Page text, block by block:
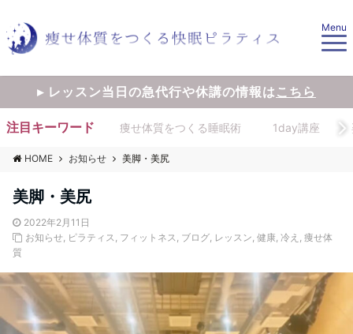
Menu
▸ レッスン当日の急代行や休講の情報はこちら
注目キーワード 痩せ体質をつくる睡眠術 1day講座
HOME お知らせ 美脚・美尻
美脚・美尻
2022年2月11日
お知らせ, ピラティス, フィットネス, ブログ, レッスン, 健康, 冷え , 痩せ体
質